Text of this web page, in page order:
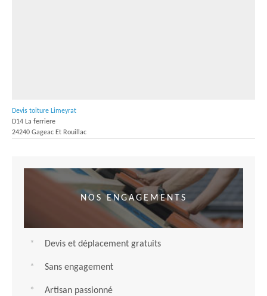
Devis toiture Limeyrat
D14 La ferriere
24240 Gageac Et Rouillac
NOS ENGAGEMENTS
Devis et déplacement gratuits
Sans engagement
Artisan passionné